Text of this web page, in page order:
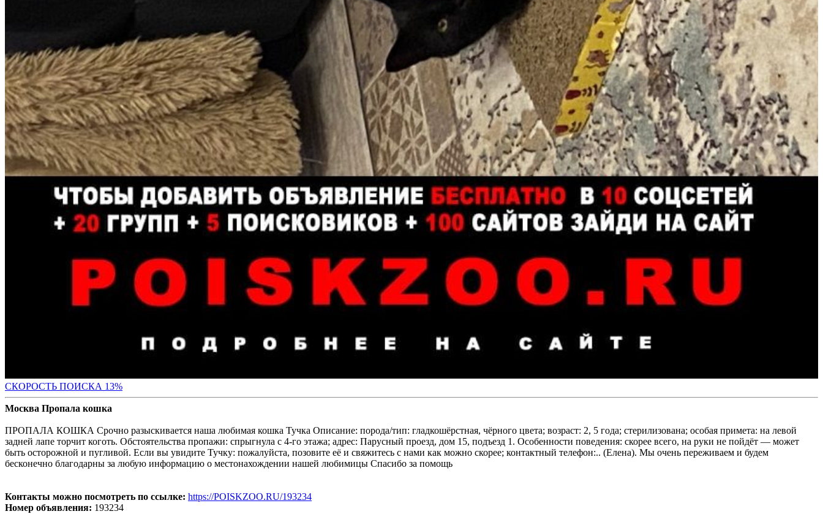
СКОРОСТЬ ПОИСКА 13%
Москва Пропала кошка
ПРОПАЛА КОШКА Срочно разыскивается наша любимая кошка Тучка Описание: порода/тип: гладкошёрстная, чёрного цвета; возраст: 2, 5 года; стерилизована; особая примета: на левой
задней лапе торчит коготь. Обстоятельства пропажи: спрыгнула с 4-го этажа; адрес: Парусный проезд, дом 15, подъезд 1. Особенности поведения: скорее всего, на руки не пойдёт — может
быть осторожной и пугливой. Если вы увидите Тучку: пожалуйста, позовите её и свяжитесь с нами как можно скорее; контактный телефон:.. (Елена). Мы очень переживаем и будем
бесконечно благодарны за любую информацию о местонахождении нашей любимицы Спасибо за помощь
Контакты можно посмотреть по ссылке: https://POISKZOO.RU/193234
Номер объявления: 193234